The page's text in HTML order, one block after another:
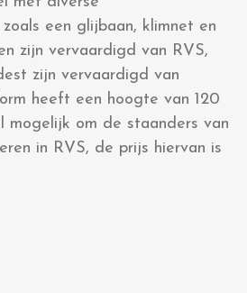
een glijbaan, klimnet en
zijn vervaardigd van RVS,
zijn vervaardigd van
heeft een hoogte van 120
mogelijk om de staanders van
in RVS, de prijs hiervan is